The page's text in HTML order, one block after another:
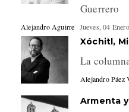
Guerrero
Alejandro Aguirre Jueves, 04
Xóchitl,
La
Alejandro Páez
Armenta